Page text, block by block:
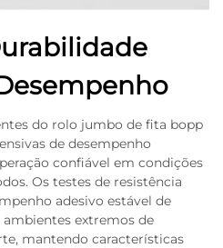
do rolo jumbo de fita bopp
de desempenho
confiável em condições
Os testes de resistência
adesivo estável de
ambientes extremos de
mantendo características